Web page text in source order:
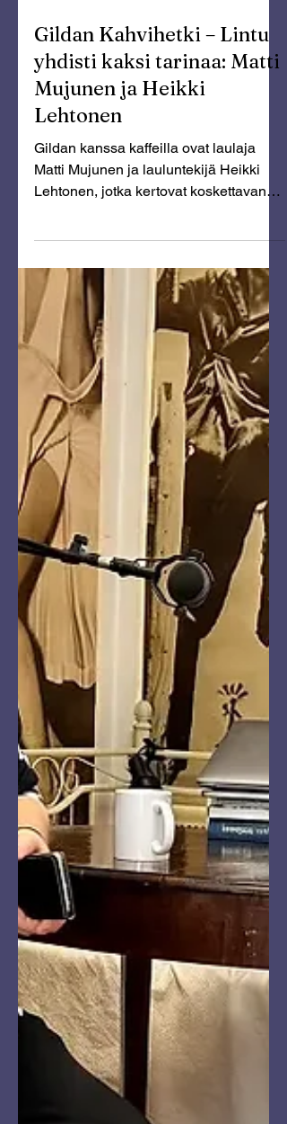
Jun 25
Gildan Kahvihetki – Lintu
yhdisti kaksi tarinaa: Matti
Mujunen ja Heikki
Lehtonen
Lehtonen, jotka kertovat koskettavan
tarinan uuden Lintu-kappaleen
taustalta.